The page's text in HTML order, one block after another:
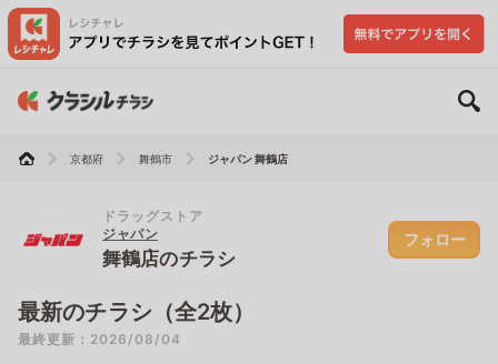
京都府 舞鶴市 ジャパン 舞鶴店
ドラッグストア
ジャパン
舞鶴店のチラシ
フォロー
最新のチラシ（全2枚）
最終更新：2026/08/04